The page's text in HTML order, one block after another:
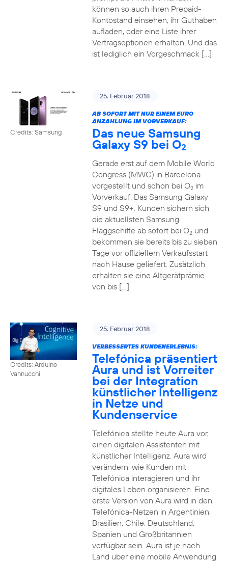
können so auch ihren Prepaid-
Kontostand einsehen, ihr Guthaben
aufladen, oder eine Liste ihrer
Vertragsoptionen erhalten. Und das
ist lediglich ein Vorgeschmack […]
Credits: Samsung
25. Februar 2018
AB SOFORT MIT NUR EINEM EURO
ANZAHLUNG IM VORVERKAUF:
Das neue Samsung
Galaxy S9 bei O2
Gerade erst auf dem Mobile World
Congress (MWC) in Barcelona
vorgestellt und schon bei O2im
Vorverkauf: Das Samsung Galaxy
S9 und S9+. Kunden sichern sich
die aktuellsten Samsung
Flaggschiffe ab sofort bei O2und
bekommen sie bereits bis zu sieben
Tage vor offiziellem Verkaufsstart
nach Hause geliefert. Zusätzlich
erhalten sie eine Altgerätprämie
von bis […]
Credits: Arduino
Vannucchi
25. Februar 2018
VERBESSERTES KUNDENERLEBNIS:
Telefónica präsentiert
Aura und ist Vorreiter
bei der Integration
künstlicher Intelligenz
in Netze und
Kundenservice
Telefónica stellte heute Aura vor,
einen digitalen Assistenten mit
künstlicher Intelligenz. Aura wird
verändern, wie Kunden mit
Telefónica interagieren und ihr
digitales Leben organisieren. Eine
erste Version von Aura wird in den
Telefónica-Netzen in Argentinien,
Brasilien, Chile, Deutschland,
Spanien und Großbritannien
verfügbar sein. Aura ist je nach
Land über eine mobile Anwendung